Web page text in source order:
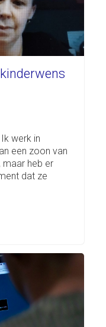
werk in
een zoon van
maar heb er
dat ze